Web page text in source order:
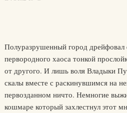
Полуразрушенный город дрейфовал
первородного хаоса тонкой
от другого. И лишь воля Владыки
скалы вместе с раскинувшимся на
первозданном ничто. Немногие
кошмаре который захлестнул этот